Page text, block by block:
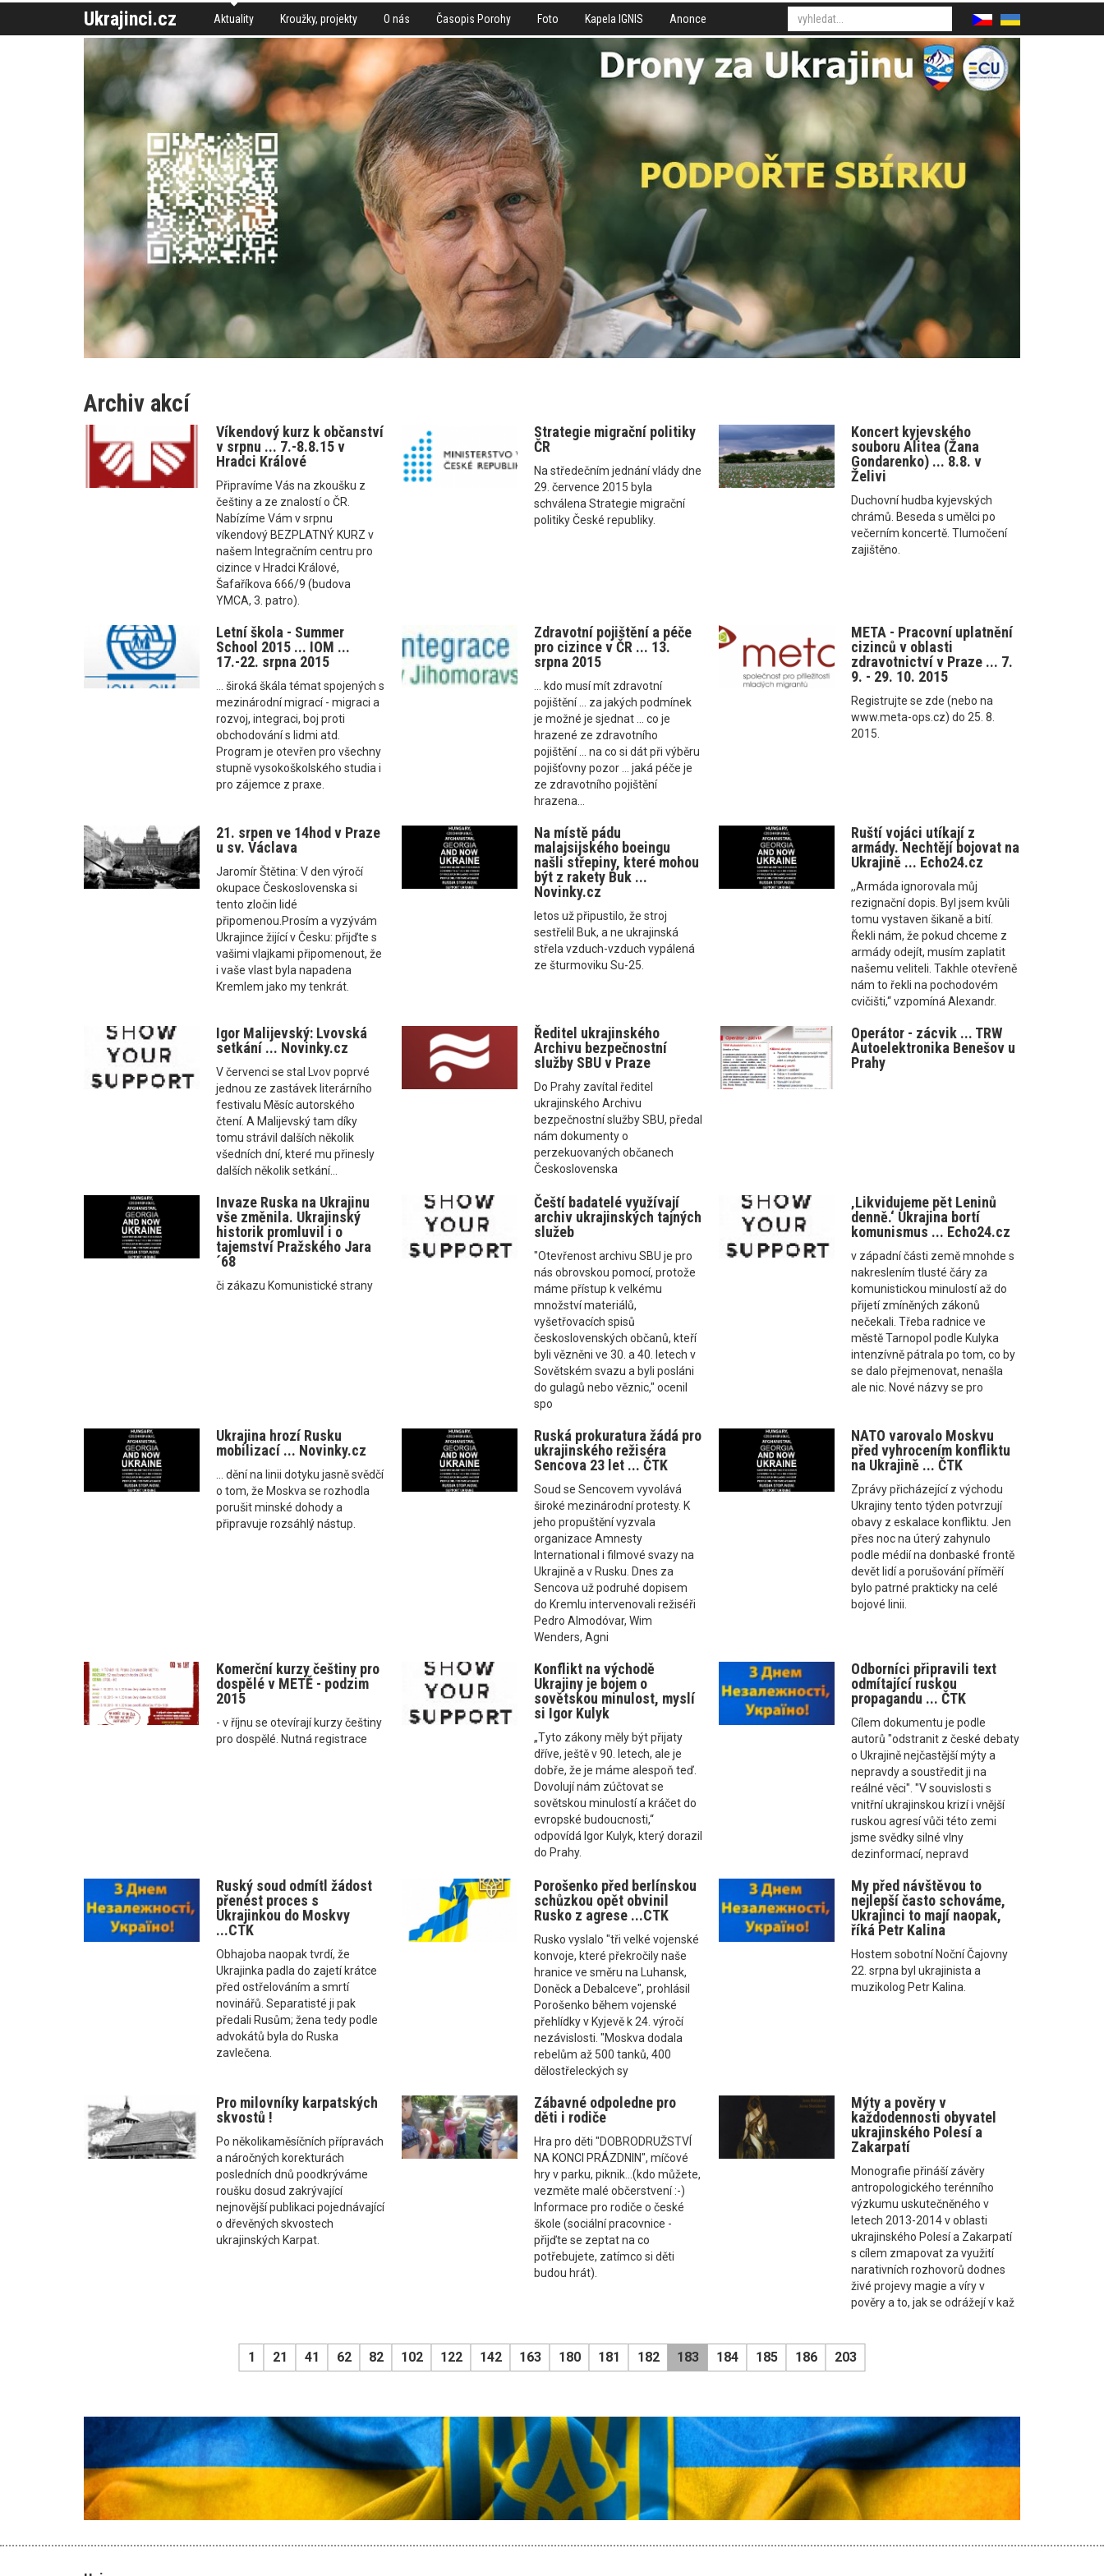
Ukrajinci.cz Aktuality Kroužky, projekty O nás Časopis Porohy Foto Kapela IGNIS Anonce
Archiv akcí
Víkendový kurz k občanství
v srpnu ... 7.-8.8.15 v
Hradci Králové
Připravíme Vás na zkoušku z
češtiny a ze znalostí o ČR.
Nabízíme Vám v srpnu
víkendový BEZPLATNÝ KURZ v
našem Integračním centru pro
cizince v Hradci Králové,
Šafaříkova 666/9 (budova
YMCA, 3. patro).
Strategie migrační politiky
ČR
Na středečním jednání vlády dne
29. července 2015 byla
schválena Strategie migrační
politiky České republiky.
Koncert kyjevského
souboru Alitea (Žana
Gondarenko) ... 8.8. v
Želivi
Duchovní hudba kyjevských
chrámů. Beseda s umělci po
večerním koncertě. Tlumočení
zajištěno.
Letní škola - Summer
School 2015 ... IOM ...
17.-22. srpna 2015
... široká škála témat spojených s
mezinárodní migrací - migraci a
rozvoj, integraci, boj proti
obchodování s lidmi atd.
Program je otevřen pro všechny
stupně vysokoškolského studia i
pro zájemce z praxe.
Zdravotní pojištění a péče
pro cizince v ČR ... 13.
srpna 2015
... kdo musí mít zdravotní
pojištění ... za jakých podmínek
je možné je sjednat ... co je
hrazené ze zdravotního
pojištění ... na co si dát při výběru
pojišťovny pozor ... jaká péče je
ze zdravotního pojištění
hrazena...
META - Pracovní uplatnění
cizinců v oblasti
zdravotnictví v Praze ... 7.
9. - 29. 10. 2015
Registrujte se zde (nebo na
www.meta-ops.cz) do 25. 8.
2015.
21. srpen ve 14hod v Praze
u sv. Václava
Jaromír Štětina: V den výročí
okupace Československa si
tento zločin lidé
připomenou.Prosím a vyzývám
Ukrajince žijící v Česku: přijďte s
vašimi vlajkami připomenout, že
i vaše vlast byla napadena
Kremlem jako my tenkrát.
Na místě pádu
malajsijského boeingu
našli střepiny, které mohou
být z rakety Buk ...
Novinky.cz
letos už připustilo, že stroj
sestřelil Buk, a ne ukrajinská
střela vzduch-vzduch vypálená
ze šturmoviku Su-25.
Ruští vojáci utíkají z
armády. Nechtějí bojovat na
Ukrajině ... Echo24.cz
,,Armáda ignorovala můj
rezignační dopis. Byl jsem kvůli
tomu vystaven šikaně a bití.
Řekli nám, že pokud chceme z
armády odejít, musím zaplatit
našemu veliteli. Takhle otevřeně
nám to řekli na pochodovém
cvičišti,“ vzpomíná Alexandr.
Igor Malijevský: Lvovská
setkání ... Novinky.cz
V červenci se stal Lvov poprvé
jednou ze zastávek literárního
festivalu Měsíc autorského
čtení. A Malijevský tam díky
tomu strávil dalších několik
všedních dní, které mu přinesly
dalších několik setkání…
Ředitel ukrajinského
Archivu bezpečnostní
služby SBU v Praze
Do Prahy zavítal ředitel
ukrajinského Archivu
bezpečnostní služby SBU, předal
nám dokumenty o
perzekuovaných občanech
Československa
Operátor - zácvik ... TRW
Autoelektronika Benešov u
Prahy
Invaze Ruska na Ukrajinu
vše změnila. Ukrajinský
historik promluvil i o
tajemství Pražského Jara
´68
či zákazu Komunistické strany
Čeští badatelé využívají
archiv ukrajinských tajných
služeb
"Otevřenost archivu SBU je pro
nás obrovskou pomocí, protože
máme přístup k velkému
množství materiálů,
vyšetřovacích spisů
československých občanů, kteří
byli vězněni ve 30. a 40. letech v
Sovětském svazu a byli posláni
do gulagů nebo věznic," ocenil
spo
‚Likvidujeme pět Leninů
denně.‘ Ukrajina bortí
komunismus ... Echo24.cz
v západní části země mnohde s
nakreslením tlusté čáry za
komunistickou minulostí až do
přijetí zmíněných zákonů
nečekali. Třeba radnice ve
městě Tarnopol podle Kulyka
intenzívně pátrala po tom, co by
se dalo přejmenovat, nenašla
ale nic. Nové názvy se pro
Ukrajina hrozí Rusku
mobilizací ... Novinky.cz
... dění na linii dotyku jasně svědčí
o tom, že Moskva se rozhodla
porušit minské dohody a
připravuje rozsáhlý nástup.
Ruská prokuratura žádá pro
ukrajinského režiséra
Sencova 23 let ... ČTK
Soud se Sencovem vyvolává
široké mezinárodní protesty. K
jeho propuštění vyzvala
organizace Amnesty
International i filmové svazy na
Ukrajině a v Rusku. Dnes za
Sencova už podruhé dopisem
do Kremlu intervenovali režiséři
Pedro Almodóvar, Wim
Wenders, Agni
NATO varovalo Moskvu
před vyhrocením konfliktu
na Ukrajině ... ČTK
Zprávy přicházející z východu
Ukrajiny tento týden potvrzují
obavy z eskalace konfliktu. Jen
přes noc na úterý zahynulo
podle médií na donbaské frontě
devět lidí a porušování příměří
bylo patrné prakticky na celé
bojové linii.
Komerční kurzy češtiny pro
dospělé v METĚ - podzim
2015
- v říjnu se otevírají kurzy češtiny
pro dospělé. Nutná registrace
Konflikt na východě
Ukrajiny je bojem o
sovětskou minulost, myslí
si Igor Kulyk
„Tyto zákony měly být přijaty
dříve, ještě v 90. letech, ale je
dobře, že je máme alespoň teď.
Dovolují nám zúčtovat se
sovětskou minulostí a kráčet do
evropské budoucnosti,“
odpovídá Igor Kulyk, který dorazil
do Prahy.
Odborníci připravili text
odmítající ruskou
propagandu ... ČTK
Cílem dokumentu je podle
autorů "odstranit z české debaty
o Ukrajině nejčastější mýty a
nepravdy a soustředit ji na
reálné věci". "V souvislosti s
vnitřní ukrajinskou krizí i vnější
ruskou agresí vůči této zemi
jsme svědky silné vlny
dezinformací, nepravd
Ruský soud odmítl žádost
přenést proces s
Ukrajinkou do Moskvy
...CTK
Obhajoba naopak tvrdí, že
Ukrajinka padla do zajetí krátce
před ostřelováním a smrtí
novinářů. Separatisté ji pak
předali Rusům; žena tedy podle
advokátů byla do Ruska
zavlečena.
Porošenko před berlínskou
schůzkou opět obvinil
Rusko z agrese ...CTK
Rusko vyslalo "tři velké vojenské
konvoje, které překročily naše
hranice ve směru na Luhansk,
Doněck a Debalceve", prohlásil
Porošenko během vojenské
přehlídky v Kyjevě k 24. výročí
nezávislosti. "Moskva dodala
rebelům až 500 tanků, 400
dělostřeleckých sy
My před návštěvou to
nejlepší často schováme,
Ukrajinci to mají naopak,
říká Petr Kalina
Hostem sobotní Noční Čajovny
22. srpna byl ukrajinista a
muzikolog Petr Kalina.
Pro milovníky karpatských
skvostů !
Po několikaměsíčních přípravách
a náročných korekturách
posledních dnů poodkrýváme
roušku dosud zakrývající
nejnovější publikaci pojednávající
o dřevěných skvostech
ukrajinských Karpat.
Zábavné odpoledne pro
děti i rodiče
Hra pro děti "DOBRODRUŽSTVÍ
NA KONCI PRÁZDNIN", míčové
hry v parku, piknik...(kdo můžete,
vezměte malé občerstvení :-)
Informace pro rodiče o české
škole (sociální pracovnice -
přijďte se zeptat na co
potřebujete, zatímco si děti
budou hrát).
Mýty a pověry v
každodennosti obyvatel
ukrajinského Polesí a
Zakarpatí
Monografie přináší závěry
antropologického terénního
výzkumu uskutečněného v
letech 2013-2014 v oblasti
ukrajinského Polesí a Zakarpatí
s cílem zmapovat za využití
narativních rozhovorů dodnes
živé projevy magie a víry v
pověry a to, jak se odrážejí v kaž
1 21 41 62 82 102 122 142 163 180 181 182 183 184 185 186 203